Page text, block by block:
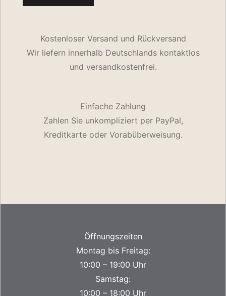
Kostenloser Versand und Rückversand
Wir liefern innerhalb Deutschlands kontaktlos
und versandkostenfrei.
Einfache Zahlung
Zahlen Sie unkompliziert per PayPal,
Kreditkarte oder Vorabüberweisung.
Öffnungszeiten
Montag bis Freitag:
10:00 – 19:00 Uhr
Samstag:
10:00 – 18:00 Uhr